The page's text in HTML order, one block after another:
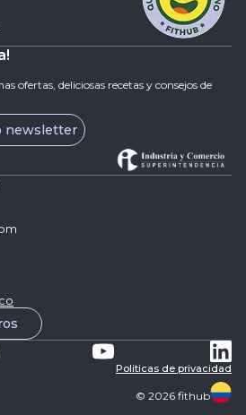
ofertas, deliciosas recetas y consejos de
newsletter
Politicas de privacidad
© 2026 fithub